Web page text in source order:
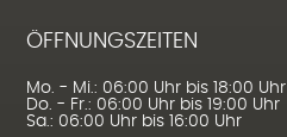
ÖFFNUNGSZEITEN
Mo. - Mi.: 06:00 Uhr bis 18:00 Uhr
Do. - Fr.: 06:00 Uhr bis 19:00 Uhr
Sa.: 06:00 Uhr bis 16:00 Uhr